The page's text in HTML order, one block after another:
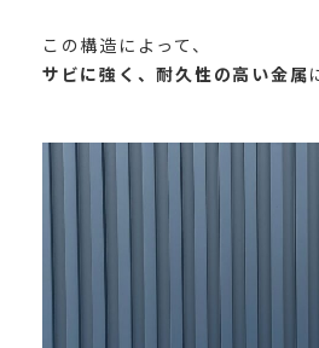
この構造によって、
サビに強く、耐久性の高い金属